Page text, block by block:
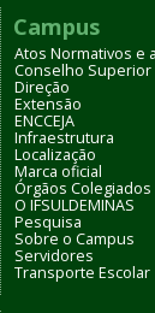
Campus
Atos Normativos e
Conselho Superior
Direção
Extensão
ENCCEJA
Infraestrutura
Localização
Marca oficial
Órgãos Colegiados
O IFSULDEMINAS
Pesquisa
Sobre o Campus
Servidores
Transporte Escolar